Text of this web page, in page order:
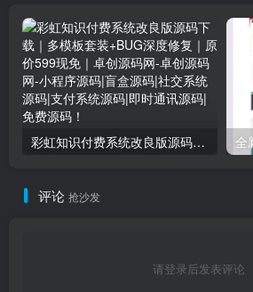
彩虹知识付费系统改良版源码下载｜多模板套装+BUG深度修复｜原价599现免｜卓创源码网
评论 抢沙发
请登录后发表评论